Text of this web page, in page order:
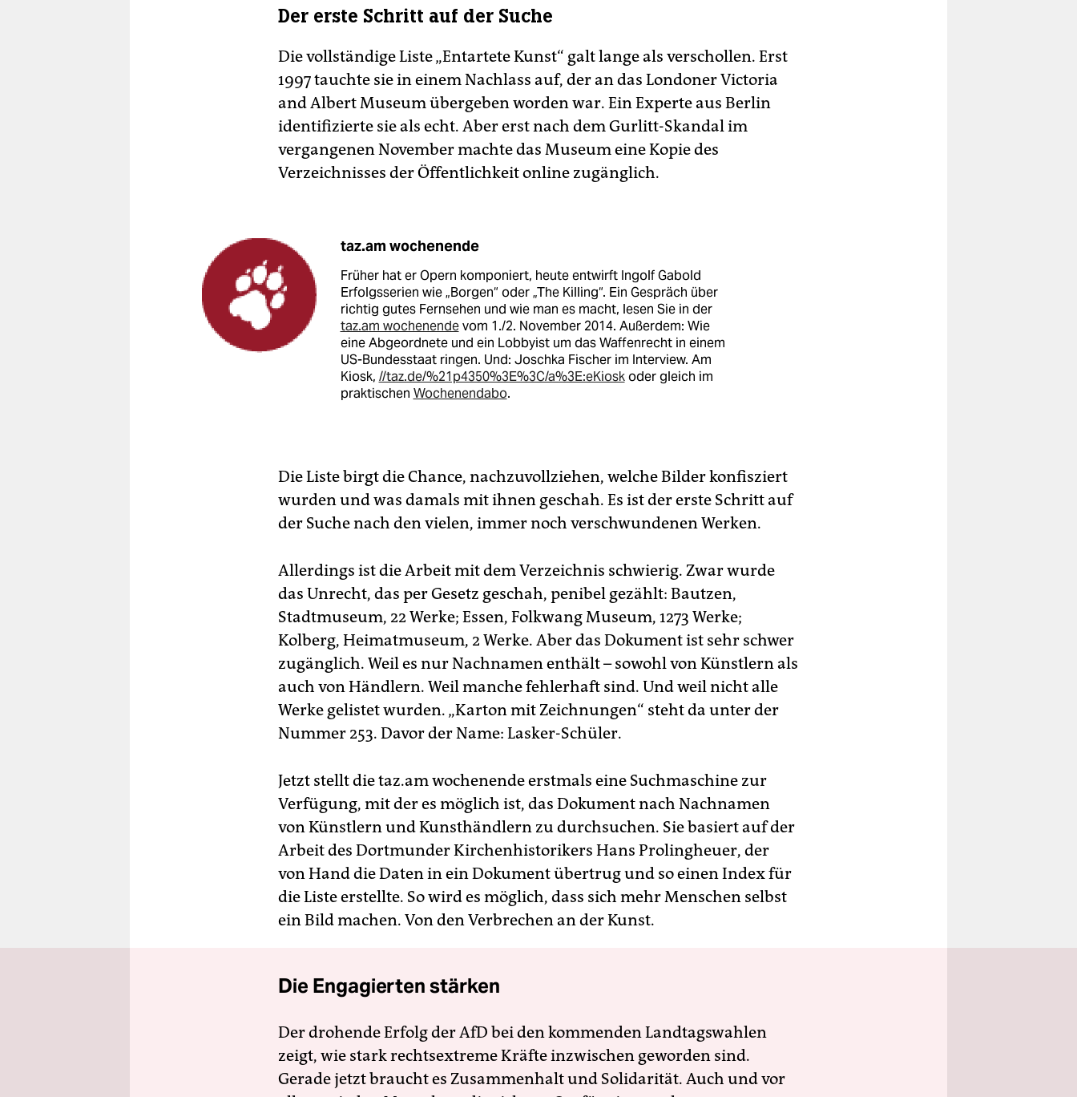
Der erste Schritt auf der Suche
Die vollständige Liste „Entartete Kunst“ galt lange als verschollen. Erst
1997 tauchte sie in einem Nachlass auf, der an das Londoner Victoria
and Albert Museum übergeben worden war. Ein Experte aus Berlin
identifizierte sie als echt. Aber erst nach dem Gurlitt-Skandal im
vergangenen November machte das Museum eine Kopie des
Verzeichnisses der Öffentlichkeit online zugänglich.
taz.am wochenende
Früher hat er Opern komponiert, heute entwirft Ingolf Gabold
Erfolgsserien wie „Borgen“ oder „The Killing“. Ein Gespräch über
richtig gutes Fernsehen und wie man es macht, lesen Sie in der
taz.am wochenendevom 1./2. November 2014. Außerdem: Wie
eine Abgeordnete und ein Lobbyist um das Waffenrecht in einem
US-Bundesstaat ringen. Und: Joschka Fischer im Interview. Am
Kiosk, //taz.de/%21p4350%3E%3C/a%3E:eKioskoder gleich im
praktischen Wochenendabo.
Die Liste birgt die Chance, nachzuvollziehen, welche Bilder konfisziert
wurden und was damals mit ihnen geschah. Es ist der erste Schritt auf
der Suche nach den vielen, immer noch verschwundenen Werken.
Allerdings ist die Arbeit mit dem Verzeichnis schwierig. Zwar wurde
das Unrecht, das per Gesetz geschah, penibel gezählt: Bautzen,
Stadtmuseum, 22 Werke; Essen, Folkwang Museum, 1273 Werke;
Kolberg, Heimatmuseum, 2 Werke. Aber das Dokument ist sehr schwer
zugänglich. Weil es nur Nachnamen enthält – sowohl von Künstlern als
auch von Händlern. Weil manche fehlerhaft sind. Und weil nicht alle
Werke gelistet wurden. „Karton mit Zeichnungen“ steht da unter der
Nummer 253. Davor der Name: Lasker-Schüler.
Jetzt stellt die taz.am wochenende erstmals eine Suchmaschine zur
Verfügung, mit der es möglich ist, das Dokument nach Nachnamen
von Künstlern und Kunsthändlern zu durchsuchen. Sie basiert auf der
Arbeit des Dortmunder Kirchenhistorikers Hans Prolingheuer, der
von Hand die Daten in ein Dokument übertrug und so einen Index für
die Liste erstellte. So wird es möglich, dass sich mehr Menschen selbst
ein Bild machen. Von den Verbrechen an der Kunst.
Die Engagierten stärken
Der drohende Erfolg der AfD bei den kommenden Landtagswahlen
zeigt, wie stark rechtsextreme Kräfte inzwischen geworden sind.
Gerade jetzt braucht es Zusammenhalt und Solidarität. Auch und vor